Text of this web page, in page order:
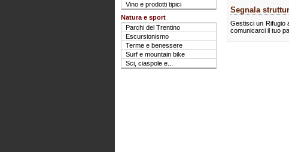
Segnala
Gestisci un Rifugio
comunicarci il tuo
Vino e prodotti tipici
Natura e sport
Parchi del Trentino
Escursionismo
Terme e benessere
Surf e mountain bike
Sci, ciaspole e...